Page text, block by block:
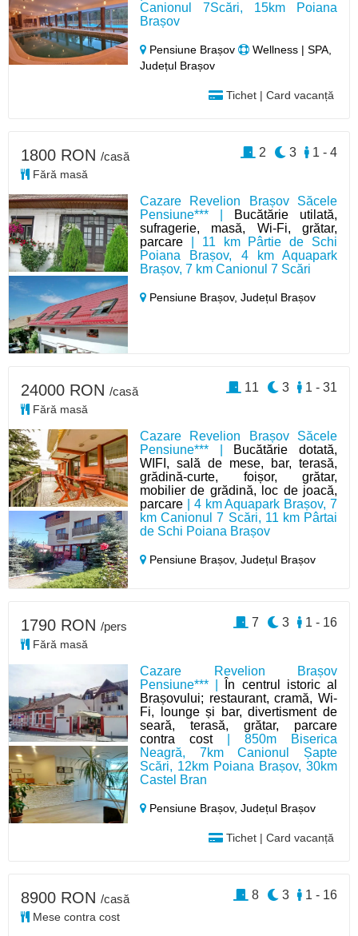
Canionul 7Scări, 15km Poiana
Brașov
Pensiune Brașov
Wellness | SPA,
Județul Brașov
Tichet | Card vacanță
Cazare Revelion Brașov Săcele
Pensiune*** |
Bucătărie utilată,
sufragerie, masă, Wi-Fi, grătar,
parcare | 11 km Pârtie de Schi
Poiana Brașov, 4 km Aquapark
Brașov, 7 km Canionul 7 Scări
Pensiune Brașov,Județul Brașov
1800 RON /casă
Fără masă
1 - 4
3
2
Cazare Revelion Brașov Săcele
Pensiune*** | Bucătărie dotată,
WIFI, sală de mese, bar, terasă,
grădină-curte, foișor, grătar,
mobilier de grădină, loc de joacă,
parcare | 4 km Aquapark Brașov, 7
km Canionul 7 Scări, 11 km Pârtai
de Schi Poiana Brașov
Pensiune Brașov,Județul Brașov
24000 RON /casă
Fără masă
1 - 31
3
11
Cazare Revelion Brașov
Pensiune*** |
În centrul istoric al
Brașovului; restaurant, cramă, Wi-
Fi, lounge și bar, divertisment de
seară, terasă, grătar, parcare
contra cost| 850m Biserica
Neagră, 7km Canionul Șapte
Scări, 12km Poiana Brașov, 30km
Castel Bran
Pensiune Brașov,Județul Brașov
Tichet | Card vacanță
1790 RON /pers
Fără masă
1 - 16
3
7
8900 RON /casă
Mese contra cost
1 - 16
3
8